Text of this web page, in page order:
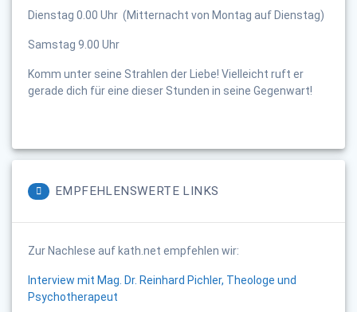
Dienstag 0.00 Uhr (Mitternacht von Montag auf Dienstag)
Samstag 9.00 Uhr
Komm unter seine Strahlen der Liebe! Vielleicht ruft er
gerade dich für eine dieser Stunden in seine Gegenwart!
EMPFEHLENSWERTE LINKS
Zur Nachlese auf kath.net empfehlen wir:
Interview mit Mag. Dr. Reinhard Pichler, Theologe und
Psychotherapeut